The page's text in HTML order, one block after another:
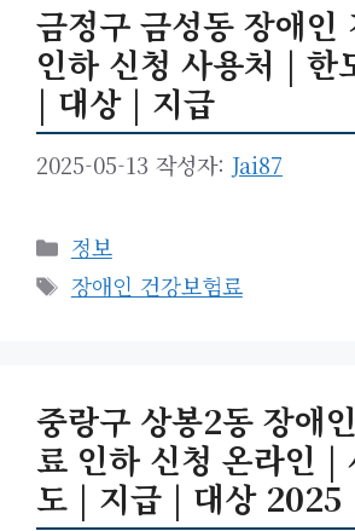
금정구 금성동 장애인
인하 신청 사용처 | 한
| 대상 | 지급
2025-05-13 작성자: Jai87
카
테
고
정보
태
장애인 건강보험료
중랑구 상봉2동 장애
료 인하 신청 온라인 |
도 | 지급 | 대상 2025